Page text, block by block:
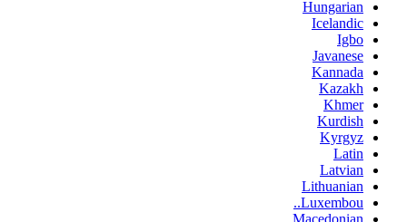
Hungarian
Icelandic
Igbo
Javanese
Kannada
Kazakh
Khmer
Kurdish
Kyrgyz
Latin
Latvian
Lithuanian
Luxembou..
Macedonian